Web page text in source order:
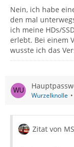
Nein, ich habe
den mal
ich meine HDs/
erlebt. Bei einem
wusste ich das
Wurzelknolle
Zitat von